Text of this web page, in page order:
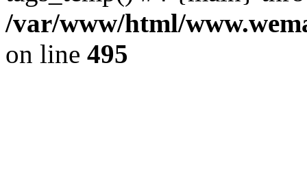
/var/www/html/
on line 495